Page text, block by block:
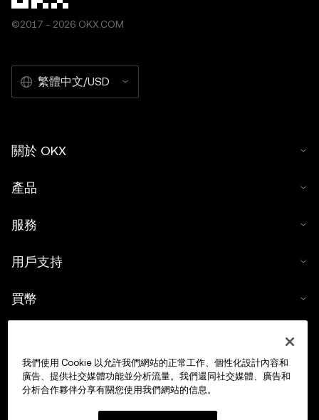
©2017 - 2026 OKX.COM
繁體中文/USD
關於 OKX
產品
服務
用戶支持
買幣
交易
我們使用 Cookie 以允許我們網站的正常工作、個性化設計內容和
廣告、提供社交媒體功能並分析流量。我們還同社交媒體、廣告和
分析合作夥伴分享有關您使用我們網站的信息。